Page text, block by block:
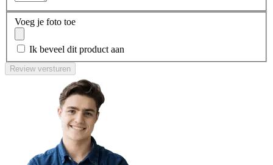
Voeg je foto toe
Ik beveel dit product aan
Review versturen